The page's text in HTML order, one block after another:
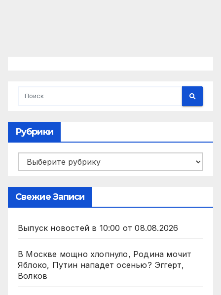
Рубрики
Рубрики
Свежие Записи
Выпуск новостей в 10:00 от 08.08.2026
В Москве мощно хлопнуло, Родина мочит
Яблоко, Путин нападет осенью? Эггерт,
Волков